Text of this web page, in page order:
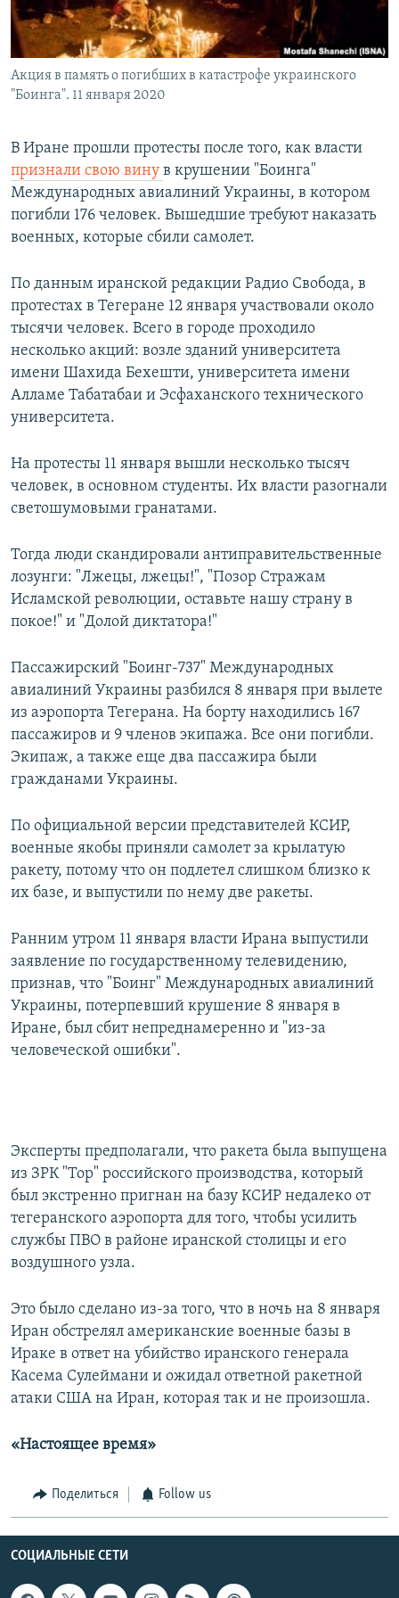
Հայերեն
English
Русский
Все сайты Радио Азатутюн
Акция в память о погибших в катастрофе украинского
"Боинга". 11 января 2020
В Иране прошли протесты после того, как власти
признали свою вину в крушении "Боинга"
Международных авиалиний Украины, в котором
погибли 176 человек. Вышедшие требуют наказать
военных, которые сбили самолет.
По данным иранской редакции Радио Свобода, в
протестах в Тегеране 12 января участвовали около
тысячи человек. Всего в городе проходило
несколько акций: возле зданий университета
имени Шахида Бехешти, университета имени
Алламе Табатабаи и Эсфаханского технического
университета.
На протесты 11 января вышли несколько тысяч
человек, в основном студенты. Их власти разогнали
светошумовыми гранатами.
Тогда люди скандировали антиправительственные
лозунги: "Лжецы, лжецы!", "Позор Стражам
Исламской революции, оставьте нашу страну в
покое!" и "Долой диктатора!"
Пассажирский "Боинг-737" Международных
авиалиний Украины разбился 8 января при вылете
из аэропорта Тегерана. На борту находились 167
пассажиров и 9 членов экипажа. Все они погибли.
Экипаж, а также еще два пассажира были
гражданами Украины.
По официальной версии представителей КСИР,
военные якобы приняли самолет за крылатую
ракету, потому что он подлетел слишком близко к
их базе, и выпустили по нему две ракеты.
Ранним утром 11 января власти Ирана выпустили
заявление по государственному телевидению,
признав, что "Боинг" Международных авиалиний
Украины, потерпевший крушение 8 января в
Иране, был сбит непреднамеренно и "из-за
человеческой ошибки".
Эксперты предполагали, что ракета была выпущена
из ЗРК "Тор" российского производства, который
был экстренно пригнан на базу КСИР недалеко от
тегеранского аэропорта для того, чтобы усилить
службы ПВО в районе иранской столицы и его
воздушного узла.
Это было сделано из-за того, что в ночь на 8 января
Иран обстрелял американские военные базы в
Ираке в ответ на убийство иранского генерала
Касема Сулеймани и ожидал ответной ракетной
атаки США на Иран, которая так и не произошла.
«Настоящее время»
Поделиться Follow us
СОЦИАЛЬНЫЕ СЕТИ